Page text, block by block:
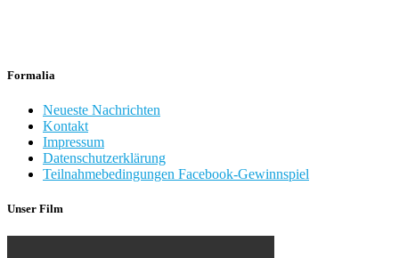
Formalia
Neueste Nachrichten
Kontakt
Impressum
Datenschutzerklärung
Teilnahmebedingungen Facebook-Gewinnspiel
Unser Film